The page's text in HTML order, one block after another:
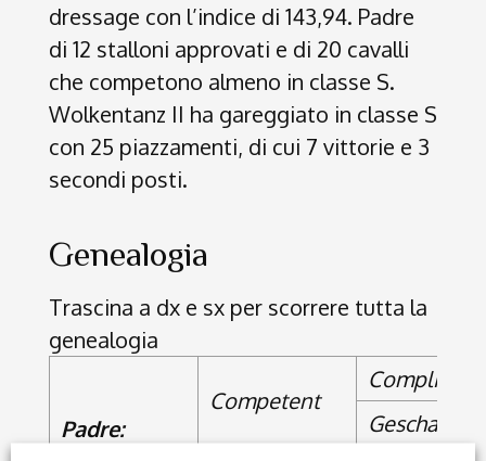
dressage con l’indice di 143,94. Padre
di 12 stalloni approvati e di 20 cavalli
che competono almeno in classe S.
Wolkentanz II ha gareggiato in classe S
con 25 piazzamenti, di cui 7 vittorie e 3
secondi posti.
Genealogia
Trascina a dx e sx per scorrere tutta la
genealogia
Padre:
Competent
Gescha